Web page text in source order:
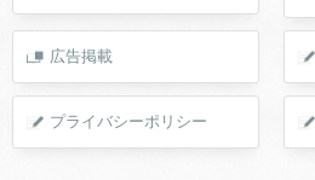
広告掲載
プライバシーポリシー